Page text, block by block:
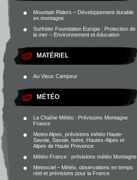
Mountain Riders – Développement durable
en montagne
Surfrider Foundation Europe : Protection de
la mer – Environnement et éducation
MATÉRIEL
Au Vieux Campeur
MÉTÉO
La Chaîne Météo : Prévisions Montagne
France
Meteo Alpes, prévisions météo Haute-
Savoie, Savoie, Isère, Hautes-Alpes et
Alpes de Haute Provence
Météo-France : prévisions météo Montagne
Meteociel – Météo, observations en temps
réel et prévisions pour la France